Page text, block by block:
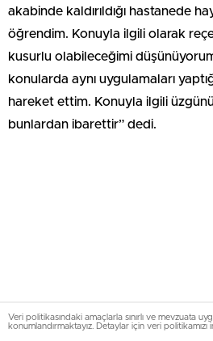
akabinde kaldırıldığı hastanede
öğrendim. Konuyla ilgili olarak
kusurlu olabileceğimi
konularda aynı uygulamaları
hareket ettim. Konuyla ilgili
bunlardan ibarettir” dedi.
Veri politikasındaki amaçlarla sınırlı ve mevzuata
konumlandırmaktayız. Detaylar için veri politikamızı